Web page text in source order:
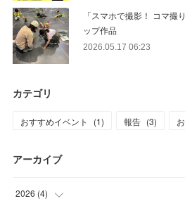
「スマホで撮影！ コマ撮
ップ作品
2026.05.17 06:23
カテゴリ
おすすめイベント (1) 報告 (3)
アーカイブ
2026 (4)